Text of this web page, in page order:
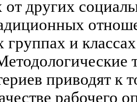
от других
группах и
приводят к
рабочего